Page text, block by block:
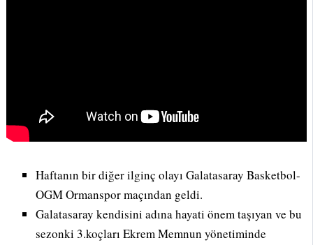
Haftanın bir diğer ilginç olayı Galatasaray Basketbol-
OGM Ormanspor maçından geldi.
Galatasaray kendisini adına hayati önem taşıyan ve bu
sezonki 3.koçları Ekrem Memnun yönetiminde